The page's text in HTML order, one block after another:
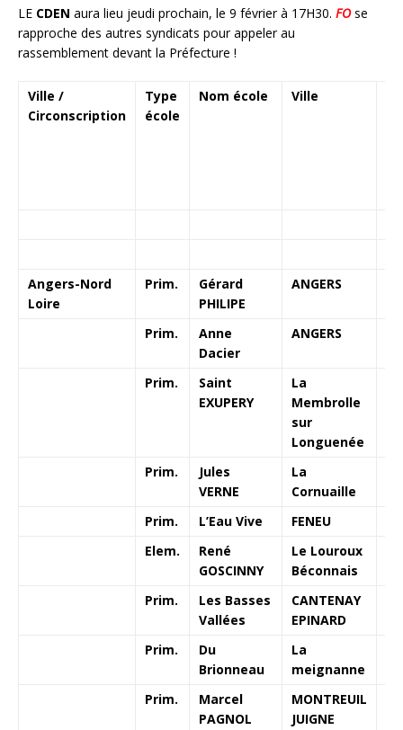
LE CDEN aura lieu jeudi prochain, le 9 février à 17H30. FO se
rapproche des autres syndicats pour appeler au
rassemblement devant la Préfecture !
Ville /
Circonscription
Type
école
Nom école Ville
Angers-Nord
Loire
Prim.
Gérard
PHILIPE
ANGERS
Prim.
Anne
Dacier
ANGERS
Prim.
Saint
EXUPERY
La
Membrolle
sur
Longuenée
Prim.
Jules
VERNE
La
Cornuaille
Prim. L’Eau Vive
FENEU
Elem.
René
GOSCINNY
Le Louroux
Béconnais
Prim.
Les Basses
Vallées
CANTENAY
EPINARD
Prim.
Du
Brionneau
La
meignanne
Prim.
Marcel
PAGNOL
MONTREUIL
JUIGNE